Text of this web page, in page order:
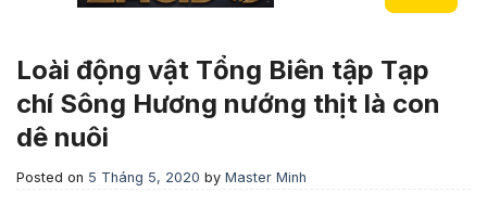
Loài động vật Tổng Biên tập Tạp
chí Sông Hương nướng thịt là con
dê nuôi
Posted on 5 Tháng 5, 2020 by Master Minh